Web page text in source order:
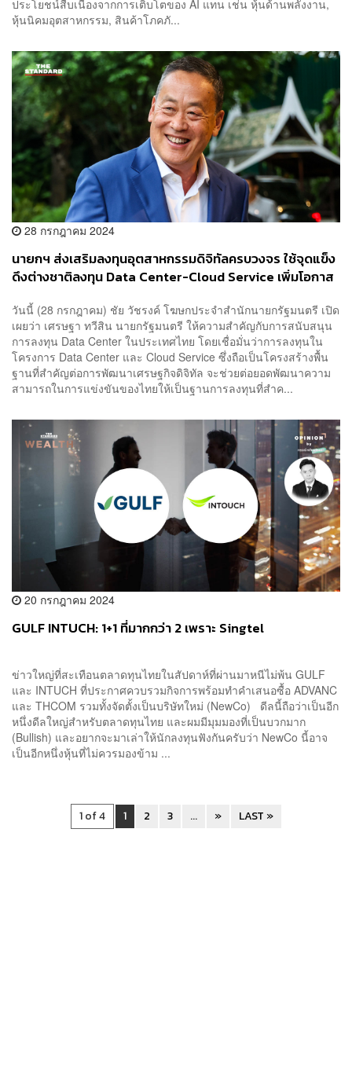
ประโยชน์สืบเนื่องจากการเติบโตของ AI แทน เช่น หุ้นด้านพลังงาน,
หุ้นนิคมอุตสาหกรรม, สินค้าโภคภั...
28 กรกฎาคม 2024
นายกฯ ส่งเสริมลงทุนอุตสาหกรรมดิจิทัลครบวงจร ใช้จุดแข็ง
ดึงต่างชาติลงทุน Data Center-Cloud Service เพิ่มโอกาส
วันนี้ (28 กรกฎาคม) ชัย วัชรงค์ โฆษกประจำสำนักนายกรัฐมนตรี เปิด
เผยว่า เศรษฐา ทวีสิน นายกรัฐมนตรี ให้ความสำคัญกับการสนับสนุน
การลงทุน Data Center ในประเทศไทย โดยเชื่อมั่นว่าการลงทุนใน
โครงการ Data Center และ Cloud Service ซึ่งถือเป็นโครงสร้างพื้น
ฐานที่สำคัญต่อการพัฒนาเศรษฐกิจดิจิทัล จะช่วยต่อยอดพัฒนาความ
สามารถในการแข่งขันของไทยให้เป็นฐานการลงทุนที่สำค...
20 กรกฎาคม 2024
GULF INTUCH: 1+1 ที่มากกว่า 2 เพราะ Singtel
ข่าวใหญ่ที่สะเทือนตลาดทุนไทยในสัปดาห์ที่ผ่านมาหนีไม่พ้น GULF
และ INTUCH ที่ประกาศควบรวมกิจการพร้อมทำคำเสนอซื้อ ADVANC
และ THCOM รวมทั้งจัดตั้งเป็นบริษัทใหม่ (NewCo) ดีลนี้ถือว่าเป็นอีก
หนึ่งดีลใหญ่สำหรับตลาดทุนไทย และผมมีมุมมองที่เป็นบวกมาก
(Bullish) และอยากจะมาเล่าให้นักลงทุนฟังกันครับว่า NewCo นี้อาจ
เป็นอีกหนึ่งหุ้นที่ไม่ควรมองข้าม ...
1 of 4 1 2 3 ... » LAST »